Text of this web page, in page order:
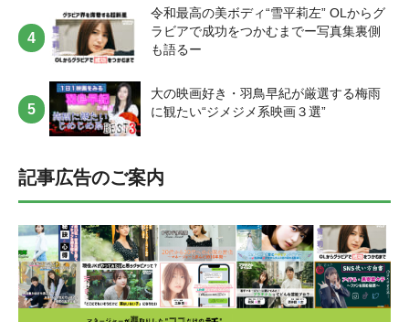
[ふきだし icon="https://platinum-times.com/wp-content/uploads/2023/09/
平岡明純直近バストアップ.jpg" align="left" name="平岡 明純"
col_border="#88C1F2" col="#fff" type="thinking" border="on"
icon_shape="circle"]【秋に行きたいスポット】高尾山に行きたいで
子 （いりえ ひなこ）
令和最高の美ボディ“雪平莉左” OLからグ
ラビアで成功をつかむまでー写真集裏側
も語るー
大の映画好き・羽鳥早紀が厳選する梅雨
に観たい“ジメジメ系映画３選”
記事広告のご案内